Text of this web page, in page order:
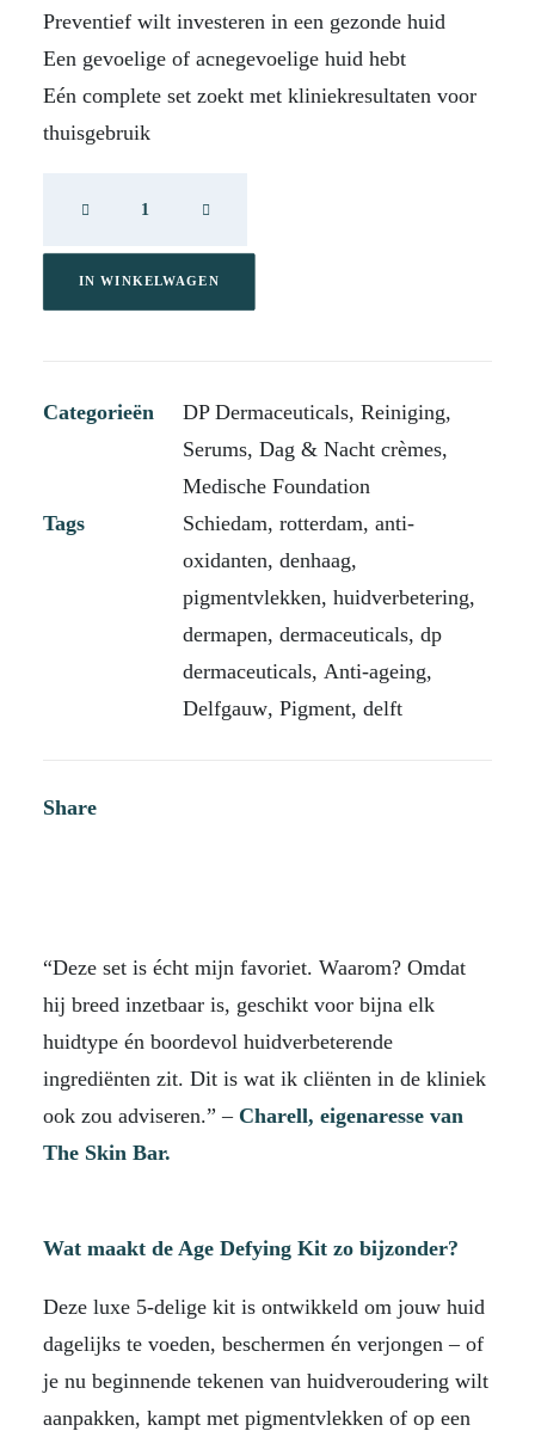
Preventief wilt investeren in een gezonde huid
Een gevoelige of acnegevoelige huid hebt
Eén complete set zoekt met kliniekresultaten voor
thuisgebruik
IN WINKELWAGEN
Categorieën DP Dermaceuticals, Reiniging,
Serums, Dag & Nacht crèmes,
Medische Foundation
Tags
Schiedam, rotterdam, anti-
oxidanten, denhaag,
pigmentvlekken, huidverbetering,
dermapen, dermaceuticals, dp
dermaceuticals, Anti-ageing,
Delfgauw, Pigment, delft
Share
“Deze set is écht mijn favoriet. Waarom? Omdat
hij breed inzetbaar is, geschikt voor bijna elk
huidtype én boordevol huidverbeterende
ingrediënten zit. Dit is wat ik cliënten in de kliniek
ook zou adviseren.” – Charell, eigenaresse van
The Skin Bar.
Wat maakt de Age Defying Kit zo bijzonder?
Deze luxe 5-delige kit is ontwikkeld om jouw huid
dagelijks te voeden, beschermen én verjongen – of
je nu beginnende tekenen van huidveroudering wilt
aanpakken, kampt met pigmentvlekken of op een